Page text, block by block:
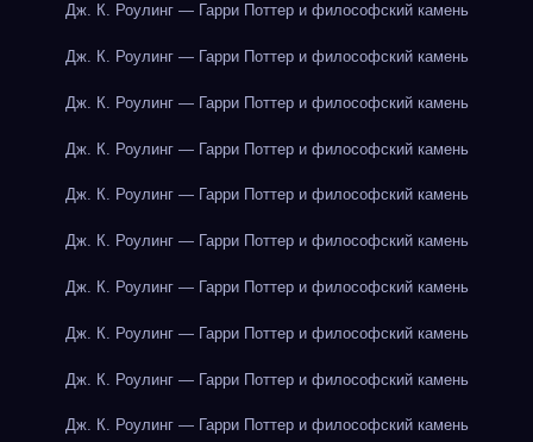
Дж. К. Роулинг — Гарри Поттер и философский камень
Дж. К. Роулинг — Гарри Поттер и философский камень
Дж. К. Роулинг — Гарри Поттер и философский камень
Дж. К. Роулинг — Гарри Поттер и философский камень
Дж. К. Роулинг — Гарри Поттер и философский камень
Дж. К. Роулинг — Гарри Поттер и философский камень
Дж. К. Роулинг — Гарри Поттер и философский камень
Дж. К. Роулинг — Гарри Поттер и философский камень
Дж. К. Роулинг — Гарри Поттер и философский камень
Дж. К. Роулинг — Гарри Поттер и философский камень